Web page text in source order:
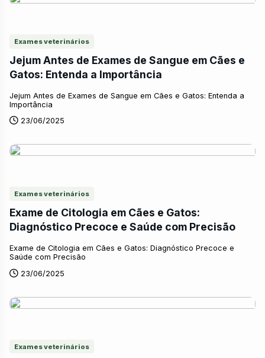
Exames veterinários
Jejum Antes de Exames de Sangue em Cães e
Gatos: Entenda a Importância
Jejum Antes de Exames de Sangue em Cães e Gatos: Entenda a
Importância
23/06/2025
Exames veterinários
Exame de Citologia em Cães e Gatos:
Diagnóstico Precoce e Saúde com Precisão
Exame de Citologia em Cães e Gatos: Diagnóstico Precoce e
Saúde com Precisão
23/06/2025
Exames veterinários